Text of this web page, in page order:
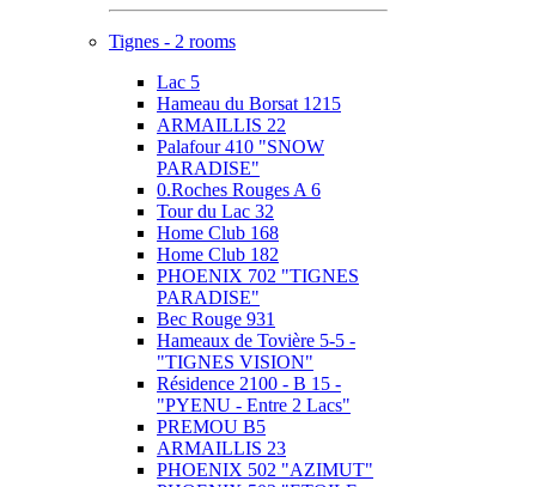
Tignes - 2 rooms
Lac 5
Hameau du Borsat 1215
ARMAILLIS 22
Palafour 410 "SNOW
PARADISE"
0.Roches Rouges A 6
Tour du Lac 32
Home Club 168
Home Club 182
PHOENIX 702 "TIGNES
PARADISE"
Bec Rouge 931
Hameaux de Tovière 5-5 -
"TIGNES VISION"
Résidence 2100 - B 15 -
"PYENU - Entre 2 Lacs"
PREMOU B5
ARMAILLIS 23
PHOENIX 502 "AZIMUT"